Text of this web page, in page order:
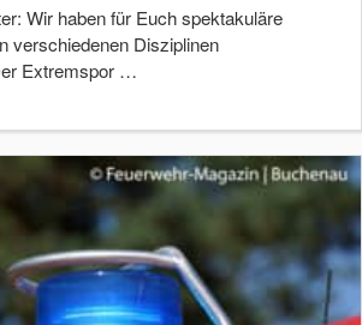
Wir haben für Euch spektakuläre
verschiedenen Disziplinen
Extremspor …